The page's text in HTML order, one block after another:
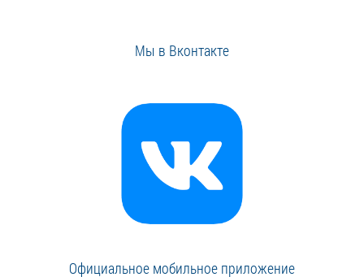
Мы в Вконтакте
Официальное мобильное приложение